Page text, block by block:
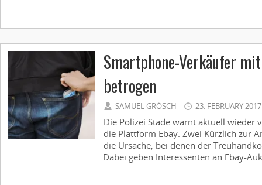
Smartphone-Verkäufer
betrogen
SAMUEL GRÖSCH 23. FEBRUARY 2017
Die Polizei Stade warnt aktuell wieder
die Plattform Ebay. Zwei Kürzlich zur
die Ursache, bei denen der
Dabei geben Interessenten an Ebay-